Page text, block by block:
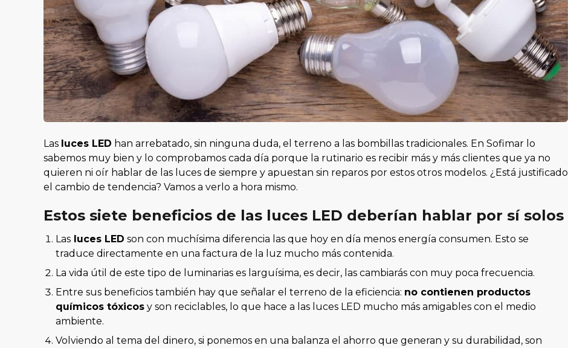
Las luces LED han arrebatado, sin ninguna duda, el terreno a las bombillas tradicionales. En Sofimar lo
sabemos muy bien y lo comprobamos cada día porque la rutinario es recibir más y más clientes que ya no
quieren ni oír hablar de las luces de siempre y apuestan sin reparos por estos otros modelos. ¿Está justificado
el cambio de tendencia? Vamos a verlo a hora mismo.
Estos siete beneficios de las luces LED deberían hablar por sí solos
Las luces LED son con muchísima diferencia las que hoy en día menos energía consumen. Esto se
traduce directamente en una factura de la luz mucho más contenida.
La vida útil de este tipo de luminarias es larguísima, es decir, las cambiarás con muy poca frecuencia.
Entre sus beneficios también hay que señalar el terreno de la eficiencia: no contienen productos
químicos tóxicos y son reciclables, lo que hace a las luces LED mucho más amigables con el medio
ambiente.
Volviendo al tema del dinero, si ponemos en una balanza el ahorro que generan y su durabilidad, son